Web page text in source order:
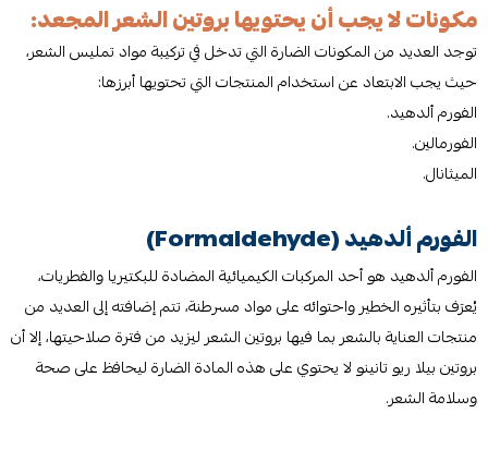
مكونات لا يجب أن يحتويها بروتين الشعر المجعد:
توجد العديد من المكونات الضارة التي تدخل في تركيبة مواد تمليس الشعر،
حيث يجب الابتعاد عن استخدام المنتجات التي تحتويها أبرزها:
الفورم ألدهيد.
الفورمالين.
الميثانال.
الفورم ألدهيد (Formaldehyde)
الفورم ألدهيد هو أحد المركبات الكيميائية المضادة للبكتيريا والفطريات،
يُعرَف بتأثيره الخطير واحتوائه على مواد مسرطنة، تتم إضافته إلى العديد من
منتجات العناية بالشعر بما فيها بروتين الشعر ليزيد من فترة صلاحيتها، إلا أن
بروتين بيلا ريو تانينو لا يحتوي على هذه المادة الضارة ليحافظ على صحة
وسلامة الشعر.